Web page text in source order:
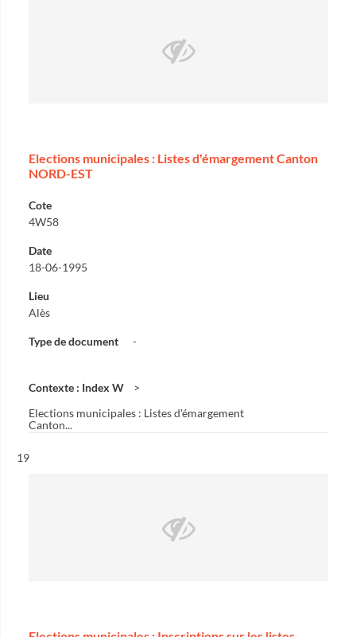
Elections municipales : Listes d'émargement Canton
NORD-EST
Cote
4W58
Date
18-06-1995
Lieu
Alès
Type de document -
Contexte : Index W
Elections municipales : Listes d'émargement
Canton...
Résultat n°
19